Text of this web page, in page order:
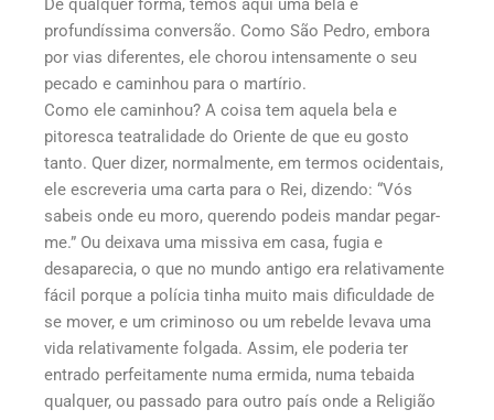
De qualquer forma, temos aqui uma bela e
profundíssima conversão. Como São Pedro, embora
por vias diferentes, ele chorou intensamente o seu
pecado e caminhou para o martírio.
Como ele caminhou? A coisa tem aquela bela e
pitoresca teatralidade do Oriente de que eu gosto
tanto. Quer dizer, normalmente, em termos ocidentais,
ele escreveria uma carta para o Rei, dizendo: “Vós
sabeis onde eu moro, querendo podeis mandar pegar-
me.” Ou deixava uma missiva em casa, fugia e
desaparecia, o que no mundo antigo era relativamente
fácil porque a polícia tinha muito mais dificuldade de
se mover, e um criminoso ou um rebelde levava uma
vida relativamente folgada. Assim, ele poderia ter
entrado perfeitamente numa ermida, numa tebaida
qualquer, ou passado para outro país onde a Religião